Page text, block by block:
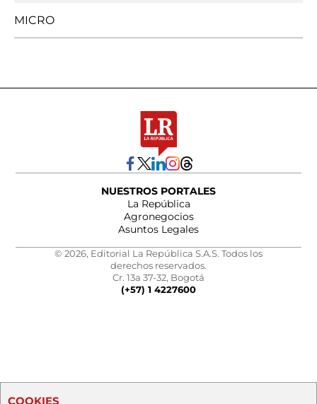
MICRO
NUESTROS PORTALES
La República
Agronegocios
Asuntos Legales
© 2026, Editorial La República S.A.S. Todos los
derechos reservados.
Cr. 13a 37-32, Bogotá
(+57) 1 4227600
COOKIES